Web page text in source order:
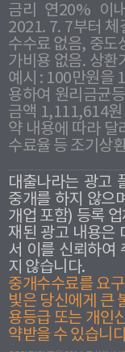
금리 연20% 이
2021. 7. 7부터 체
수수료 없음, 중도
가비용 없음. 상환
예시 : 100만원을
용하여 원리금균
금액 1,111,614원
약 내용에 따라 달
수료율 등 조기상
대출나라는 광고
중개를 하지 않으
개업 포함) 등록
재된 광고 내용은
서 이를 신뢰하여
지 않습니다.
중개수수료를 요
빛은 당신에게 큰
용등급 또는 개인
약받을 수 있습니